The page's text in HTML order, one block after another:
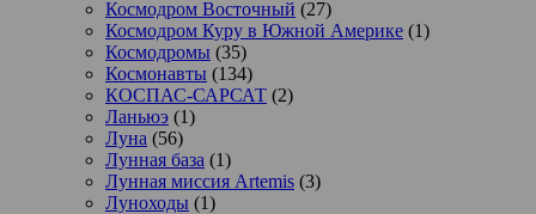
Космодром Восточный (27)
Космодром Куру в Южной Америке (1)
Космодромы (35)
Космонавты (134)
КОСПАС-САРСАТ (2)
Ланьюэ (1)
Луна (56)
Лунная база (1)
Лунная миссия Artemis (3)
Луноходы (1)